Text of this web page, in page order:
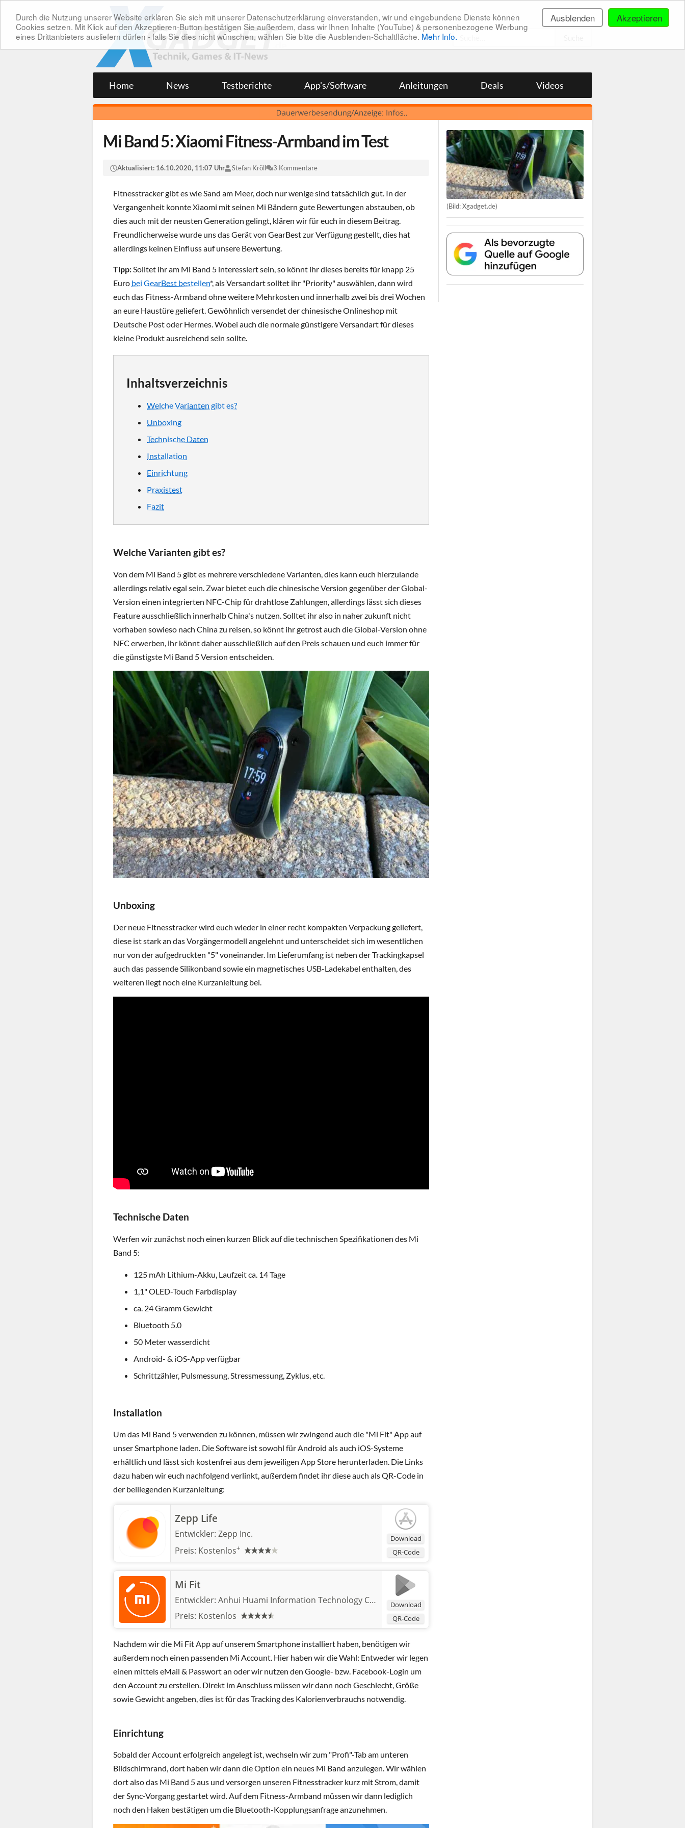
Akzeptieren
Ausblenden
Durch die Nutzung unserer Website erklären Sie sich mit unserer Datenschutzerklärung einverstanden, wir und eingebundene Dienste können
Cookies setzen. Mit Klick auf den Akzeptieren-Button bestätigen Sie außerdem, dass wir Ihnen Inhalte (YouTube) & personenbezogene Werbung
eines Drittanbieters ausliefern dürfen - falls Sie dies nicht wünschen, wählen Sie bitte die Ausblenden-Schaltfläche. Mehr Info.
Home News Testberichte App's/Software Anleitungen Deals Videos
Mi Band 5: Xiaomi Fitness-Armband im Test
Aktualisiert: 16.10.2020, 11:07 Uhr Stefan Kröll 3 Kommentare
Fitnesstracker gibt es wie Sand am Meer, doch nur wenige sind tatsächlich gut. In der
Vergangenheit konnte Xiaomi mit seinen Mi Bändern gute Bewertungen abstauben, ob
dies auch mit der neusten Generation gelingt, klären wir für euch in diesem Beitrag.
Freundlicherweise wurde uns das Gerät von GearBest zur Verfügung gestellt, dies hat
allerdings keinen Einfluss auf unsere Bewertung.
Tipp:Solltet ihr am Mi Band 5 interessiert sein, so könnt ihr dieses bereits für knapp 25
Euro bei GearBest bestellen*, als Versandart solltet ihr "Priority" auswählen, dann wird
euch das Fitness-Armband ohne weitere Mehrkosten und innerhalb zwei bis drei Wochen
an eure Haustüre geliefert. Gewöhnlich versendet der chinesische Onlineshop mit
Deutsche Post oder Hermes. Wobei auch die normale günstigere Versandart für dieses
kleine Produkt ausreichend sein sollte.
Inhaltsverzeichnis
Welche Varianten gibt es?
Unboxing
Technische Daten
Installation
Einrichtung
Praxistest
Fazit
Welche Varianten gibt es?
Von dem Mi Band 5 gibt es mehrere verschiedene Varianten, dies kann euch hierzulande
allerdings relativ egal sein. Zwar bietet euch die chinesische Version gegenüber der Global-
Version einen integrierten NFC-Chip für drahtlose Zahlungen, allerdings lässt sich dieses
Feature ausschließlich innerhalb China's nutzen. Solltet ihr also in naher zukunft nicht
vorhaben sowieso nach China zu reisen, so könnt ihr getrost auch die Global-Version ohne
NFC erwerben, ihr könnt daher ausschließlich auf den Preis schauen und euch immer für
die günstigste Mi Band 5 Version entscheiden.
Unboxing
Der neue Fitnesstracker wird euch wieder in einer recht kompakten Verpackung geliefert,
diese ist stark an das Vorgängermodell angelehnt und unterscheidet sich im wesentlichen
nur von der aufgedruckten "5" voneinander. Im Lieferumfang ist neben der Trackingkapsel
auch das passende Silikonband sowie ein magnetisches USB-Ladekabel enthalten, des
weiteren liegt noch eine Kurzanleitung bei.
Technische Daten
Werfen wir zunächst noch einen kurzen Blick auf die technischen Spezifikationen des Mi
Band 5:
125 mAh Lithium-Akku, Laufzeit ca. 14 Tage
1,1" OLED-Touch Farbdisplay
ca. 24 Gramm Gewicht
Bluetooth 5.0
50 Meter wasserdicht
Android- & iOS-App verfügbar
Schrittzähler, Pulsmessung, Stressmessung, Zyklus, etc.
Installation
Um das Mi Band 5 verwenden zu können, müssen wir zwingend auch die "Mi Fit" App auf
unser Smartphone laden. Die Software ist sowohl für Android als auch iOS-Systeme
erhältlich und lässt sich kostenfrei aus dem jeweiligen App Store herunterladen. Die Links
dazu haben wir euch nachfolgend verlinkt, außerdem findet ihr diese auch als QR-Code in
der beiliegenden Kurzanleitung:
Download
QR-Code
Zepp Life
Entwickler: Zepp Inc.
Preis: Kostenlos+
Download
QR-Code
Mi Fit
Entwickler: Anhui Huami Information Technology Co.,Ltd.
Preis: Kostenlos
Nachdem wir die Mi Fit App auf unserem Smartphone installiert haben, benötigen wir
außerdem noch einen passenden Mi Account. Hier haben wir die Wahl: Entweder wir legen
einen mittels eMail & Passwort an oder wir nutzen den Google- bzw. Facebook-Login um
den Account zu erstellen. Direkt im Anschluss müssen wir dann noch Geschlecht, Größe
sowie Gewicht angeben, dies ist für das Tracking des Kalorienverbrauchs notwendig.
Einrichtung
Sobald der Account erfolgreich angelegt ist, wechseln wir zum "Profi"-Tab am unteren
Bildschirmrand, dort haben wir dann die Option ein neues Mi Band anzulegen. Wir wählen
dort also das Mi Band 5 aus und versorgen unseren Fitnesstracker kurz mit Strom, damit
der Sync-Vorgang gestartet wird. Auf dem Fitness-Armband müssen wir dann lediglich
noch den Haken bestätigen um die Bluetooth-Kopplungsanfrage anzunehmen.
(Bild: Xgadget.de)